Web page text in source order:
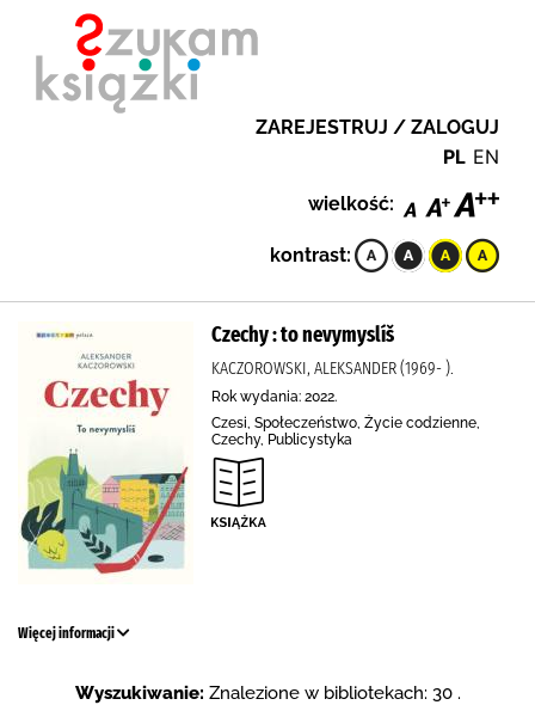
ZAREJESTRUJ / ZALOGUJ
PL EN
wielkość:
kontrast:
Czechy : to nevymyslíš
KACZOROWSKI, ALEKSANDER (1969- ).
Rok wydania: 2022.
Czesi, Społeczeństwo, Życie codzienne,
Czechy, Publicystyka
Więcej informacji
Wyszukiwanie: Znalezione w bibliotekach: 30 .